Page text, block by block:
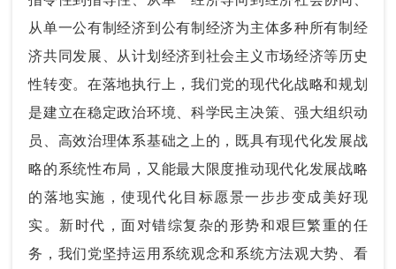
从单一公有制经济到公有制经济为主体多种所有制经
济共同发展、从计划经济到社会主义市场经济等历史
性转变。在落地执行上，我们党的现代化战略和规划
是建立在稳定政治环境、科学民主决策、强大组织动
员、高效治理体系基础之上的，既具有现代化发展战
略的系统性布局，又能最大限度推动现代化发展战略
的落地实施，使现代化目标愿景一步步变成美好现
实。新时代，面对错综复杂的形势和艰巨繁重的任
务，我们党坚持运用系统观念和系统方法观大势、看